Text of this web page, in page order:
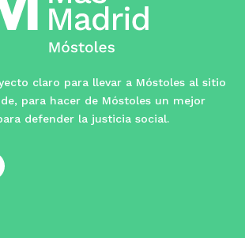
claro para llevar a Móstoles al sitio
para hacer de Móstoles un mejor
defender la justicia social.